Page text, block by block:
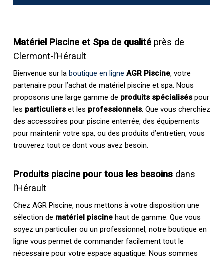
Matériel Piscine et Spa de qualité près de
Clermont-l’Hérault
Bienvenue sur la boutique en ligne AGR Piscine, votre
partenaire pour l’achat de matériel piscine et spa. Nous
proposons une large gamme de produits spécialiséspour
les particulierset les professionnels. Que vous cherchiez
des accessoires pour piscine enterrée, des équipements
pour maintenir votre spa, ou des produits d’entretien, vous
trouverez tout ce dont vous avez besoin.
Produits piscine pour tous les besoins dans
l’Hérault
Chez AGR Piscine, nous mettons à votre disposition une
sélection de matériel piscinehaut de gamme. Que vous
soyez un particulier ou un professionnel, notre boutique en
ligne vous permet de commander facilement tout le
nécessaire pour votre espace aquatique. Nous sommes